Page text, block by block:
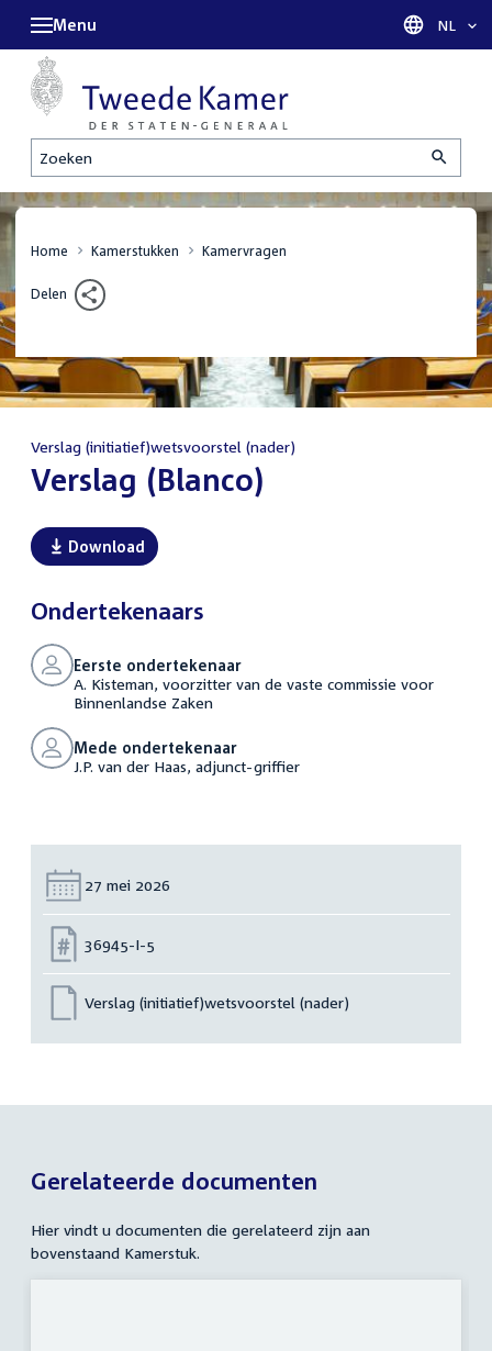
Zoeken
Menu Taal
NL
Home Kamerstukken Kamervragen
Delen
Verslag (initiatief)wetsvoorstel (nader)
:Verslag (Blanco)
Download
Ondertekenaars
Eerste ondertekenaar
A. Kisteman, voorzitter van de vaste commissie voor
Binnenlandse Zaken
Mede ondertekenaar
J.P. van der Haas, adjunct-griffier
Datum:
27 mei 2026
Nummer:
36945-I-5
Verslag (initiatief)wetsvoorstel (nader)
Gerelateerde documenten
Hier vindt u documenten die gerelateerd zijn aan
bovenstaand Kamerstuk.